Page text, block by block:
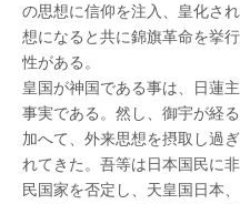
の思想に信仰を注入、皇化さ
想になると共に錦旗革命を挙
性がある。
皇国が神国である事は、日蓮
事実である。然し、御宇が経
加へて、外来思想を摂取し過
れてきた。吾等は日本国民に
民国家を否定し、天皇国日本